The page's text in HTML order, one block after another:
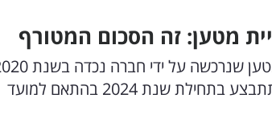
מטען: זה הסכום המטורף
חברת מספנות ישראל הודיעה לבורסה על השלמת מכירת אניית מטען
תמורת 6.6 מיליון דולר כאשר השלמת עסקת המכירה של האנייה תתבצע בתחילת שנת 2024 בהתאם למועד